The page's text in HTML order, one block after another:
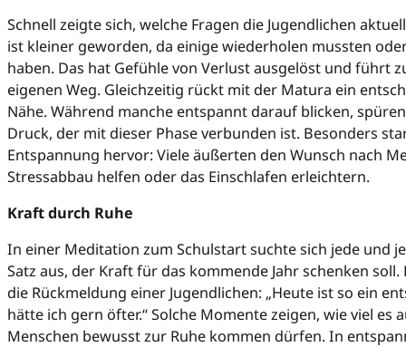
Schnell zeigte sich, welche Fragen die Jugendlichen
ist kleiner geworden, da einige wiederholen mussten
haben. Das hat Gefühle von Verlust ausgelöst und führt
eigenen Weg. Gleichzeitig rückt mit der Matura ein
Nähe. Während manche entspannt darauf blicken,
Druck, der mit dieser Phase verbunden ist. Besonders
Entspannung hervor: Viele äußerten den Wunsch nach
Stressabbau helfen oder das Einschlafen erleichtern.
Kraft durch Ruhe
In einer Meditation zum Schulstart suchte sich jede und
Satz aus, der Kraft für das kommende Jahr schenken
die Rückmeldung einer Jugendlichen: „Heute ist so ein
hätte ich gern öfter.“ Solche Momente zeigen, wie viel es
Menschen bewusst zur Ruhe kommen dürfen. In